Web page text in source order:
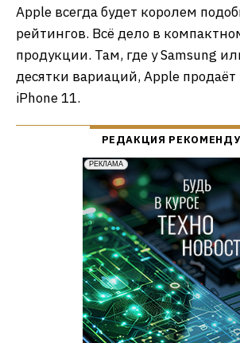
Apple всегда будет королем
рейтингов. Всё дело в
продукции. Там, где у Samsung
десятки вариаций, Apple
iPhone 11.